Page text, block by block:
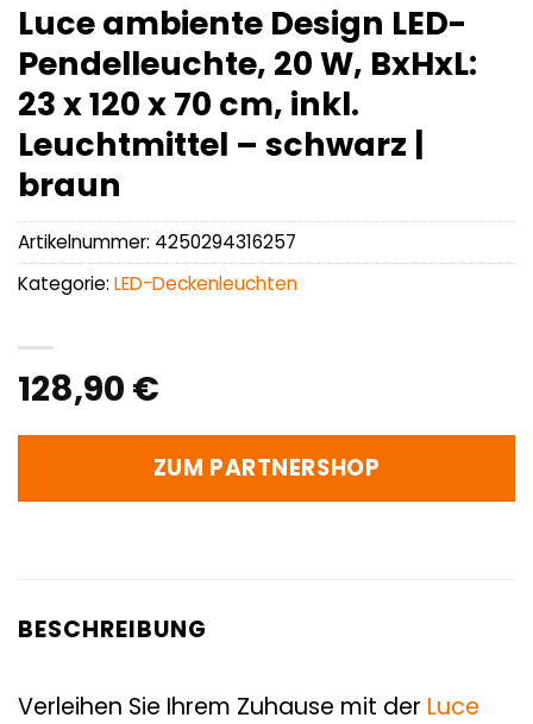
Luce ambiente Design LED-
Pendelleuchte, 20 W, BxHxL:
23 x 120 x 70 cm, inkl.
Leuchtmittel – schwarz |
braun
128,90 €
ZUM PARTNERSHOP
Artikelnummer: 4250294316257
Kategorie: LED-Deckenleuchten
BESCHREIBUNG
Verleihen Sie Ihrem Zuhause mit der Luce